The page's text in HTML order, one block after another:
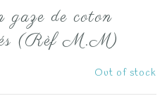
de coton
(Rèf M.M)
Out of stock